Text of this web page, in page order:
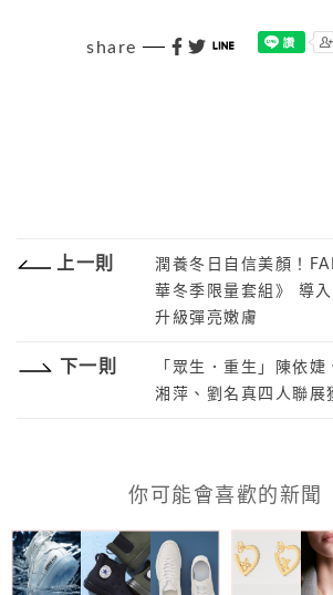
share
上一則
潤養冬日自信美顏！
華冬季限量套組》 導入
升級彈亮嫩膚
下一則
「眾生．重生」陳依
湘萍、劉名真四人聯展
你可能會喜歡的新聞